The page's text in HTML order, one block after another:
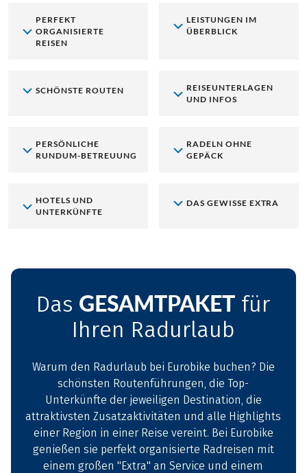
PERFEKT
ORGANISIERTE
REISEN
LEISTUNGEN IM
ÜBERBLICK
SCHÖNSTE ROUTEN
REISEUNTERLAGEN
UND INFOS
PERSÖNLICHE
RUNDUM-BETREUUNG
RADELN OHNE
GEPÄCK
HOTELS UND
UNTERKÜNFTE
DAS GEWISSE EXTRA
Das GESAMTPAKET für
Ihren Radurlaub
Warum den Radurlaub bei Eurobike buchen? Die
schönsten Routenführungen, die Top-
Unterkünfte der jeweiligen Destination, die
attraktivsten Zusatzaktivitäten und alle Highlights
einer Region in einer Reise vereint. Bei Eurobike
genießen sie perfekt organisierte Radreisen mit
einem großen "Extra" an Service und einem